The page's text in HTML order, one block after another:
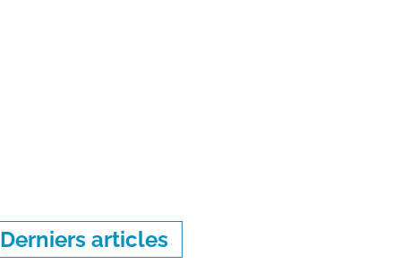
Derniers articles